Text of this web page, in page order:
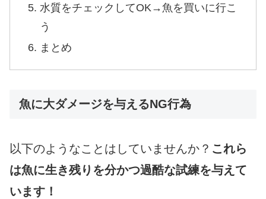
水質をチェックしてOK→魚を買いに行こ
う
まとめ
魚に大ダメージを与えるNG行為
以下のようなことはしていませんか？ これら
は魚に生き残りを分かつ過酷な試練を与えて
います！